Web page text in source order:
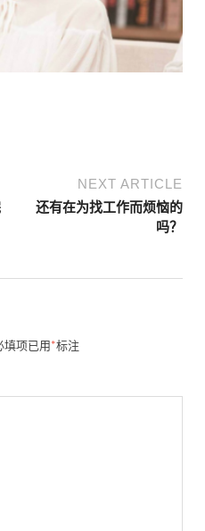
NEXT ARTICLE
还有在为找工作而烦恼的
吗？
填项已用 *标注